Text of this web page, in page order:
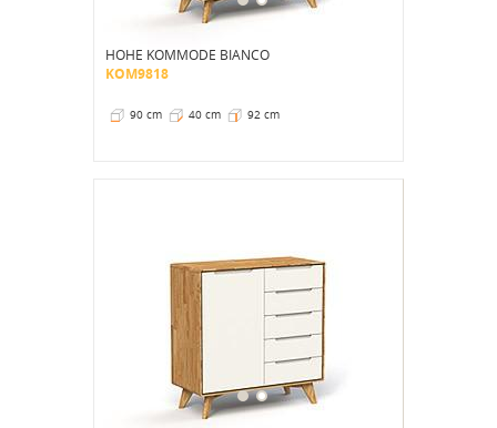
HOHE KOMMODE BIANCO
KOM9818
90 cm 40 cm 92 cm